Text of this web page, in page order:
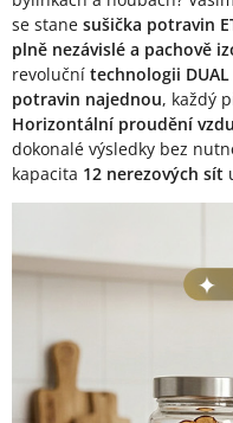
se stane sušička potravin
plně nezávislé a pachově
revoluční technologii DUAL
potravin najednou, každý
Horizontální proudění
dokonalé výsledky bez
kapacita 12 nerezových sít